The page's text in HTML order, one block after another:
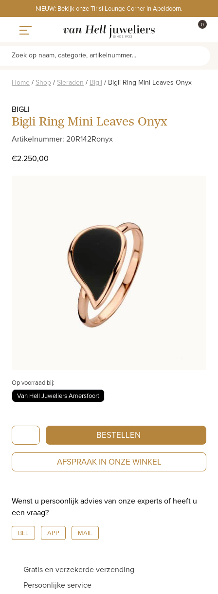
to
content
NIEUW: Bekijk onze Tirisi Lounge Corner in Apeldoorn.
0
Zoek op naam, categorie, artikelnummer...
Home / Shop / Sieraden / Bigli / Bigli Ring Mini Leaves Onyx
BIGLI
Bigli Ring Mini Leaves Onyx
Artikelnummer: 20R142Ronyx
€2.250,00
Op voorraad bij:
Van Hell Juweliers Amersfoort
Bigli
Ring
Mini
Leaves
BESTELLEN
AFSPRAAK IN ONZE WINKEL
Wenst u persoonlijk advies van onze experts of heeft u
een vraag?
BEL APP MAIL
Gratis en verzekerde verzending
Persoonlijke service